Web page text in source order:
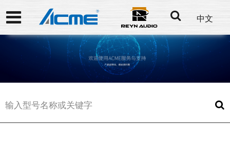
中文
Filters